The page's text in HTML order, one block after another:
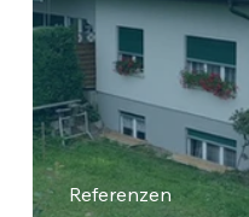
Referenzen